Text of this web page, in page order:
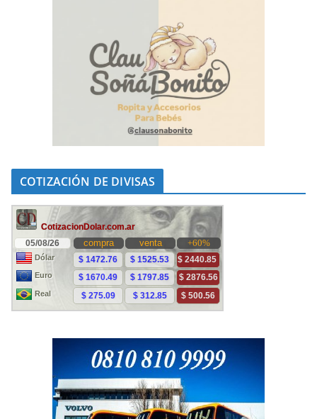
COTIZACIÓN DE DIVISAS